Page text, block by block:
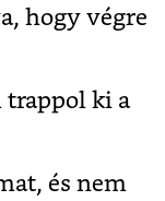
hogy végre
trappol ki a
és nem